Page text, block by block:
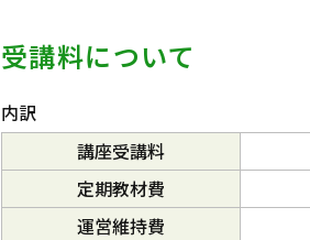
受講料について
内訳
講座受講料
定期教材費
運営維持費